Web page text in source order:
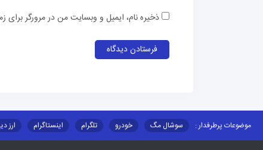
ذخیره نام، ایمیل و وبسایت من در مرورگر برای
موضوعات پرطرفدار : سوشال مگ خودرو تلگرام اینستاگرام ارز